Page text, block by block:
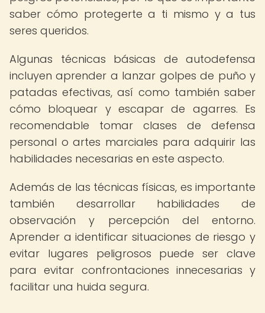
saber cómo protegerte a ti mismo y a tus
seres queridos.
Algunas técnicas básicas de autodefensa
incluyen aprender a lanzar golpes de puño y
patadas efectivas, así como también saber
cómo bloquear y escapar de agarres. Es
recomendable tomar clases de defensa
personal o artes marciales para adquirir las
habilidades necesarias en este aspecto.
Además de las técnicas físicas, es importante
también desarrollar habilidades de
observación y percepción del entorno.
Aprender a identificar situaciones de riesgo y
evitar lugares peligrosos puede ser clave
para evitar confrontaciones innecesarias y
facilitar una huida segura.